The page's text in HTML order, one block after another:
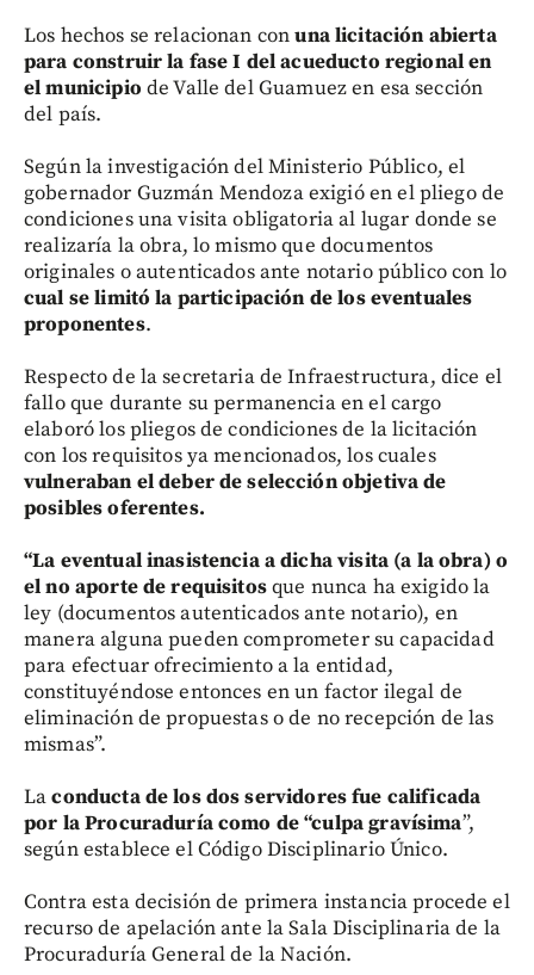
Los hechos se relacionan conuna licitación abierta
para construir la fase I del acueducto regional en
el municipio de Valle del Guamuez en esa sección
del país.
Según la investigación del Ministerio Público, el
gobernador Guzmán Mendoza exigió en el pliego de
condiciones una visita obligatoria al lugar donde se
realizaría la obra, lo mismo que documentos
originales o autenticados ante notario público con lo
cual se limitó la participación de los eventuales
proponentes.
Respecto de la secretaria de Infraestructura, dice el
fallo que durante su permanencia en el cargo
elaboró los pliegos de condiciones de la licitación
con los requisitos ya mencionados, los cuales
vulneraban el deber de selección objetiva de
posibles oferentes.
“La eventual inasistencia a dicha visita (a la obra) o
el no aporte de requisitosque nunca ha exigido la
ley (documentos autenticados ante notario), en
manera alguna pueden comprometer su capacidad
para efectuar ofrecimiento a la entidad,
constituyéndose entonces en un factor ilegal de
eliminación de propuestas o de no recepción de las
mismas”.
Laconducta de los dos servidores fue calificada
por la Procuraduría como de “culpa gravísima”,
según establece el Código Disciplinario Único.
Contra esta decisión de primera instancia procede el
recurso de apelación ante la Sala Disciplinaria de la
Procuraduría General de la Nación.